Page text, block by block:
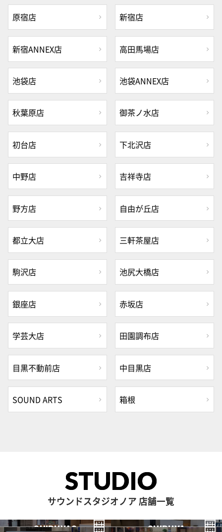
原宿店 新宿店
新宿ANNEX店 高田馬場店
池袋店 池袋ANNEX店
秋葉原店 御茶ノ水店
初台店 下北沢店
中野店 吉祥寺店
野方店 自由が丘店
都立大店 三軒茶屋店
駒沢店 池尻大橋店
銀座店 赤坂店
学芸大店 田園調布店
目黒不動前店 中目黒店
SOUND ARTS 箱根
STUDIO
サウンドスタジオノア 店舗一覧